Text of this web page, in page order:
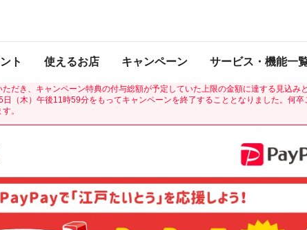
ト 使えるお店 キャンペーン サービス・機能一
ンペーン一覧はこちら
だき、キャンペーン特典の付与総額が予定していた上限の金額に達する見込み
（木）午後11時59分をもってキャンペーンを終了することとなりました。何卒
。